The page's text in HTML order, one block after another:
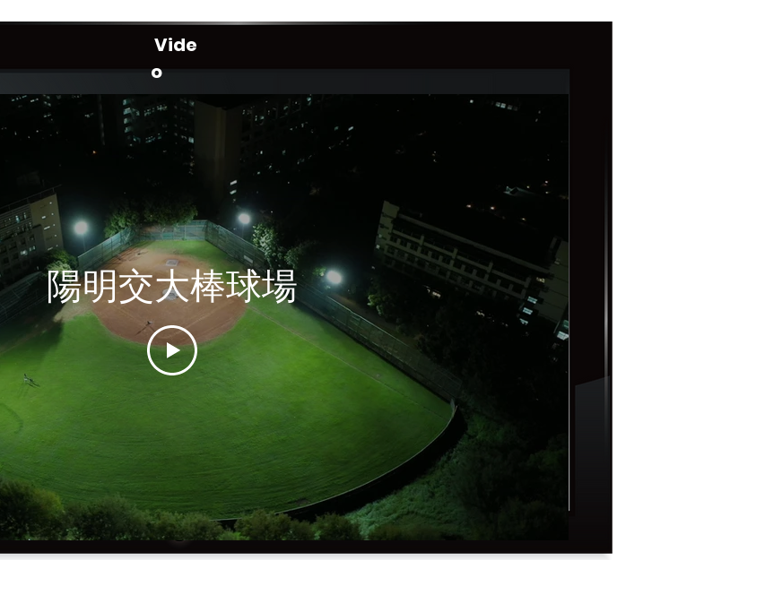
Vide
o
陽明交大棒球場